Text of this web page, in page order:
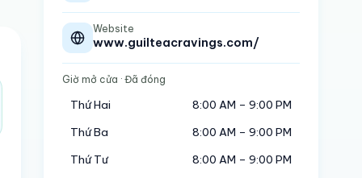
Website
www.guilteacravings.com/
Giờ mở cửa · Đã đóng
Thứ Hai
8:00 AM – 9:00 PM
Thứ Ba
8:00 AM – 9:00 PM
Thứ Tư
8:00 AM – 9:00 PM